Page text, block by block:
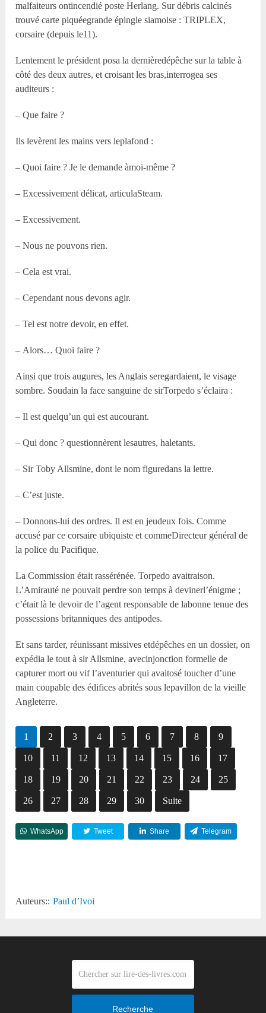
malfaiteurs ontincendié poste Herlang. Sur débris calcinés
trouvé carte piquéegrande épingle siamoise : TRIPLEX,
corsaire (depuis le11).
Lentement le président posa la dernièredépêche sur la table à
côté des deux autres, et croisant les bras,interrogea ses
auditeurs :
– Que faire ?
Ils levèrent les mains vers leplafond :
– Quoi faire ? Je le demande àmoi-même ?
– Excessivement délicat, articulaSteam.
– Excessivement.
– Nous ne pouvons rien.
– Cela est vrai.
– Cependant nous devons agir.
– Tel est notre devoir, en effet.
– Alors… Quoi faire ?
Ainsi que trois augures, les Anglais seregardaient, le visage
sombre. Soudain la face sanguine de sirTorpedo s’éclaira :
– Il est quelqu’un qui est aucourant.
– Qui donc ? questionnèrent lesautres, haletants.
– Sir Toby Allsmine, dont le nom figuredans la lettre.
– C’est juste.
– Donnons-lui des ordres. Il est en jeudeux fois. Comme
accusé par ce corsaire ubiquiste et commeDirecteur général de
la police du Pacifique.
La Commission était rassérénée. Torpedo avaitraison.
L’Amirauté ne pouvait perdre son temps à devinerl’énigme ;
c’était là le devoir de l’agent responsable de labonne tenue des
possessions britanniques des antipodes.
Et sans tarder, réunissant missives etdépêches en un dossier, on
expédia le tout à sir Allsmine, avecinjonction formelle de
capturer mort ou vif l’aventurier qui avaitosé toucher d’une
main coupable des édifices abrités sous lepavillon de la vieille
Angleterre.
1 2 3 4 5 6 7 8 9
10 11 12 13 14 15 16 17
18 19 20 21 22 23 24 25
26 27 28 29 30 Suite
WhatsApp Tweet Share Telegram
Auteurs:: Paul d’Ivoi
Recherche